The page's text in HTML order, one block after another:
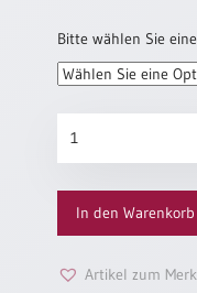
Sortimente
Hefte
Jahreslosung
Restbestände
Bitte wählen Sie
„Hand
in
Hand“
(altes
Motiv)
In den Warenkorb
Artikel zum